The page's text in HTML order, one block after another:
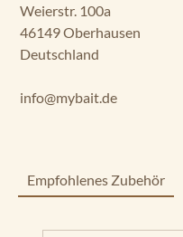
Weierstr. 100a
46149 Oberhausen
Deutschland
info@mybait.de
Empfohlenes Zubehör